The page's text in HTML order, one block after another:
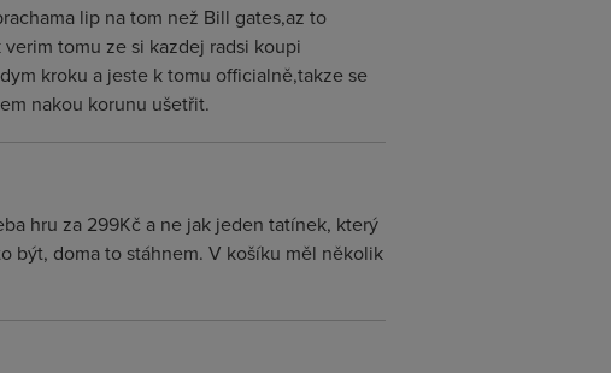
lip na tom než Bill gates,az to
tomu ze si kazdej radsi koupi
kroku a jeste k tomu officialně,takze se
nakou korunu ušetřit.
hru za 299Kč a ne jak jeden tatínek, který
být, doma to stáhnem. V košíku měl několik